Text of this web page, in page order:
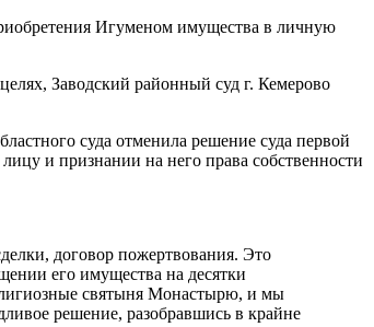
Игуменом имущества в личную
Заводский районный суд г. Кемерово
суда отменила решение суда первой
и признании на него права собственности
договор пожертвования. Это
его имущества на десятки
святыня Монастырю, и мы
решение, разобравшись в крайне